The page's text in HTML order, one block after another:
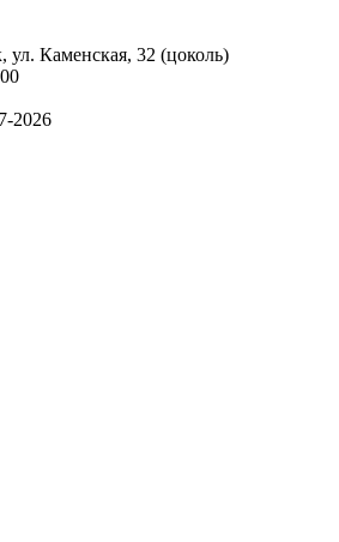
ул. Каменская, 32 (цоколь)
2026